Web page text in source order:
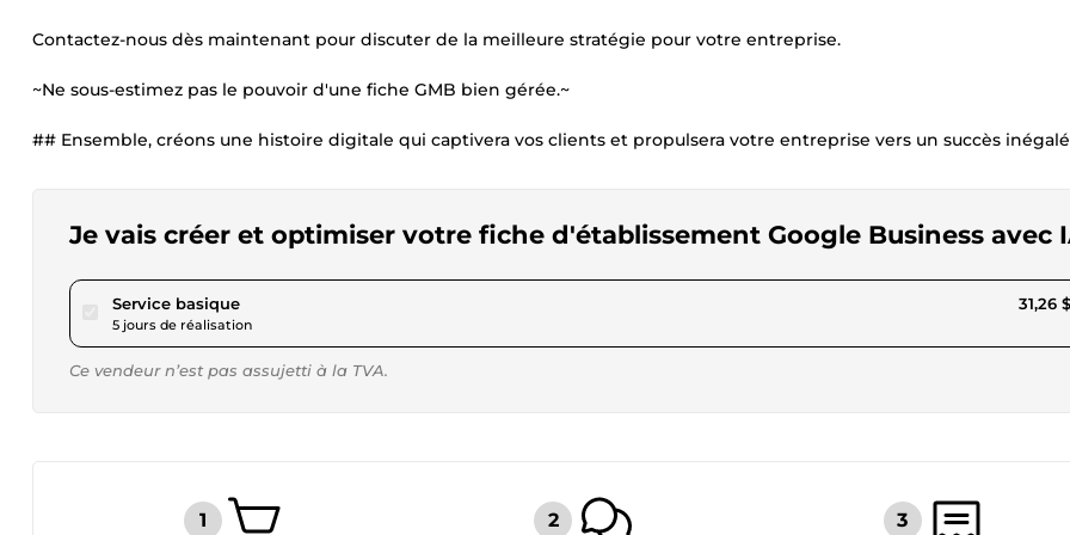
Contactez-nous dès maintenant pour discuter de la meilleure stratégie pour votre entreprise.
~Ne sous-estimez pas le pouvoir d'une fiche GMB bien gérée.~
## Ensemble, créons une histoire digitale qui captivera vos clients et propulsera votre entreprise vers un succès
Je vais créer et optimiser votre fiche d'établissement Google Business avec
Service basiquepour 28,80 $US
5 jours de réalisation
31,26
Ce vendeur n’est pas assujetti à la TVA.